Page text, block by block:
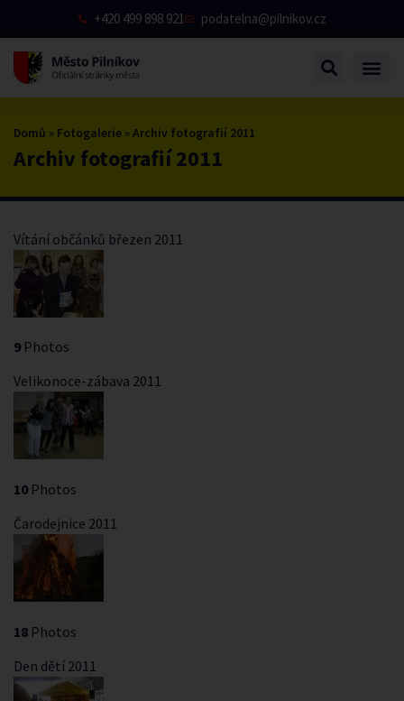
+420 499 898 921 podatelna@pilnikov.cz
Archiv fotografií 2011
Domů » Fotogalerie » Archiv fotografií 2011
Vítání občánků březen 2011
9 Photos
Velikonoce-zábava 2011
10 Photos
Čarodejnice 2011
18 Photos
Den dětí 2011